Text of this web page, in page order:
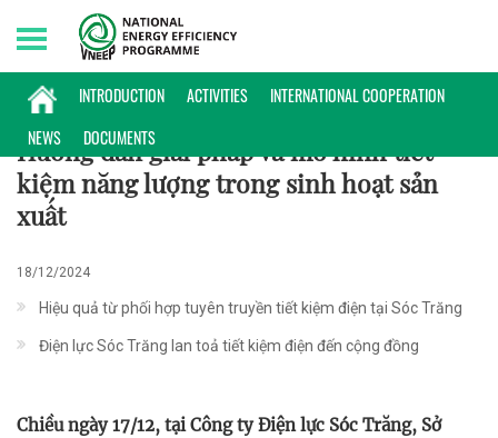
INTRODUCTION ACTIVITIES
INTERNATIONAL COOPERATION
NEWS
DOCUMENTS
Sunday, 09/08/2026 | 15:36 GMT+7
HOẠT ĐỘNG
Hướng dẫn giải pháp và mô hình tiết
kiệm năng lượng trong sinh hoạt sản
xuất
18/12/2024
Hiệu quả từ phối hợp tuyên truyền tiết kiệm điện tại Sóc Trăng
Điện lực Sóc Trăng lan toả tiết kiệm điện đến cộng đồng
Chiều ngày 17/12, tại Công ty Điện lực Sóc Trăng, Sở